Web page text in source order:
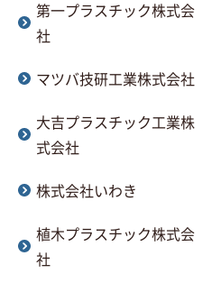
第一プラスチック株式会
社
マツバ技研工業株式会社
大吉プラスチック工業株
式会社
株式会社いわき
植木プラスチック株式会
社